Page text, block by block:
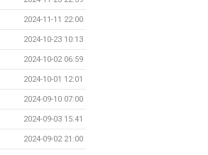
2024-11-11 22:00
2024-10-23 10:13
2024-10-02 06:59
2024-10-01 12:01
2024-09-10 07:00
2024-09-03 15:41
2024-09-02 21:00